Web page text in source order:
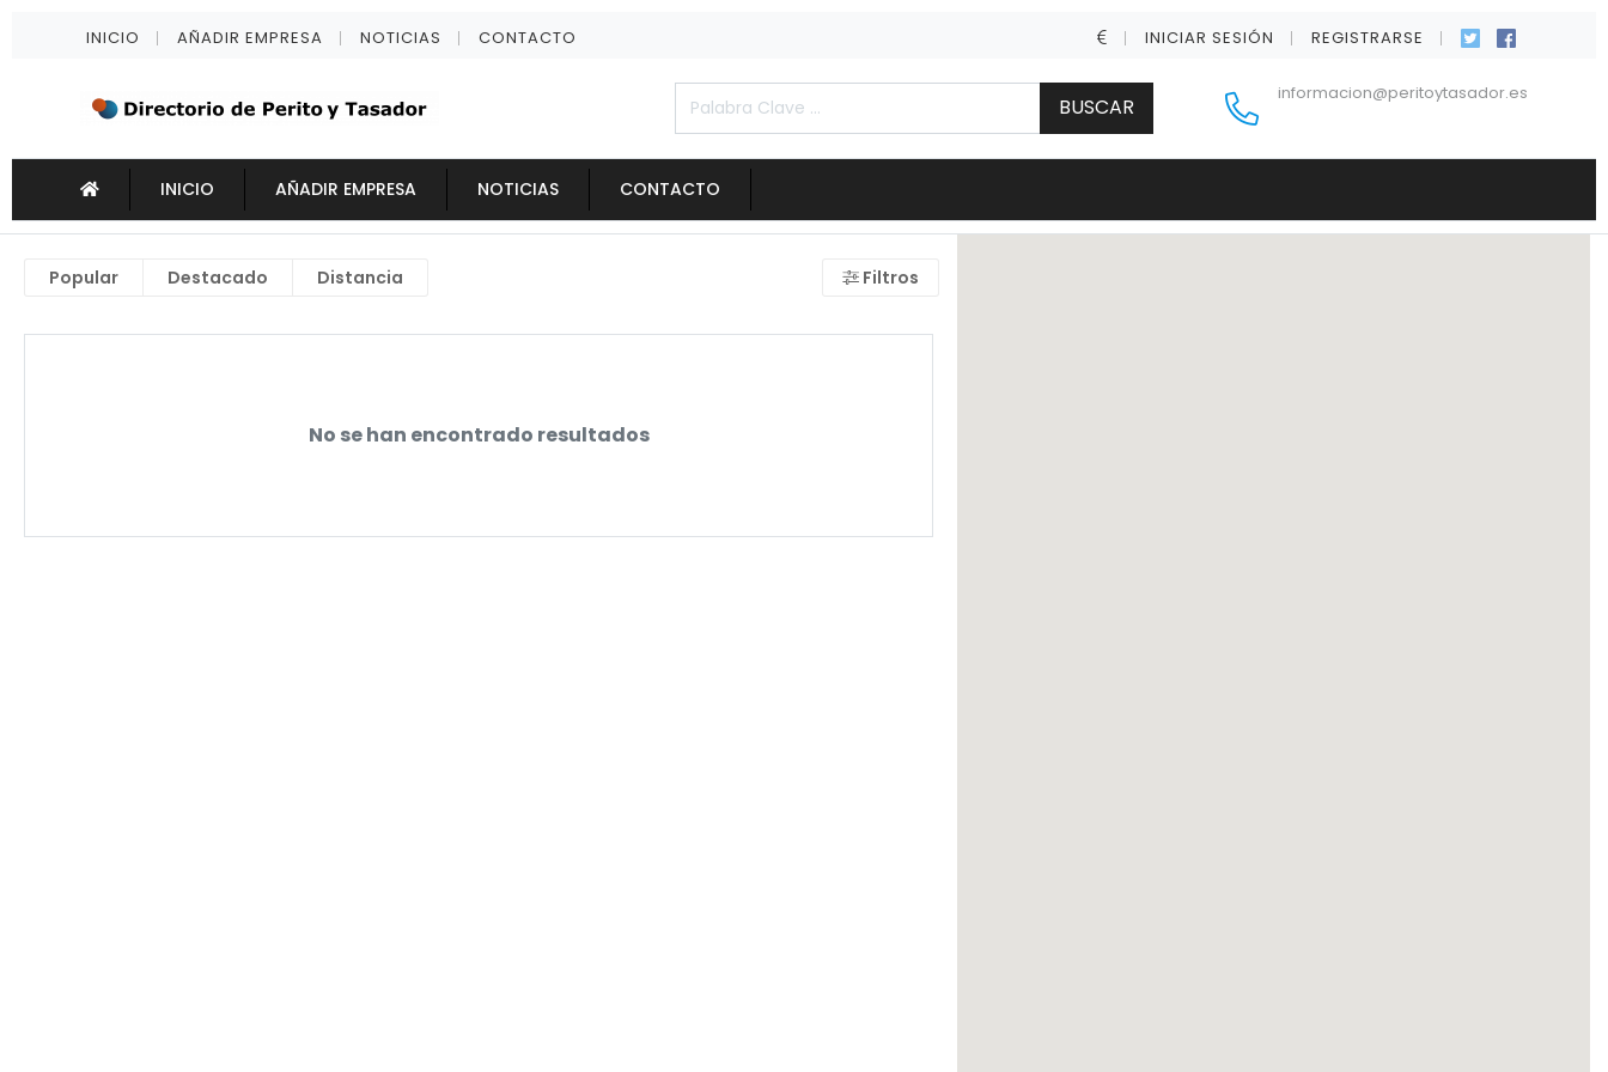
INICIO AÑADIR EMPRESA NOTICIAS CONTACTO INICIAR SESIÓN REGISTRARSE
BUSCAR
informacion@peritoytasador.es
INICIO AÑADIR EMPRESA NOTICIAS CONTACTO
Popular Destacado Distancia Filtros
No se han encontrado resultados